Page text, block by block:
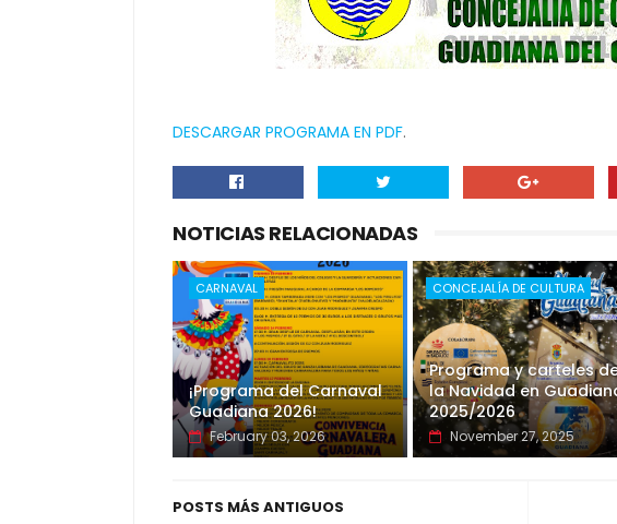
DESCARGAR PROGRAMA EN PDF.
NOTICIAS RELACIONADAS
CARNAVAL
¡Programa del Carnaval
Guadiana 2026!
February 03, 2026
CONCEJALÍA DE CULTURA
Programa y carteles
la Navidad en
2025/2026
November 27, 2025
POSTS MÁS ANTIGUOS